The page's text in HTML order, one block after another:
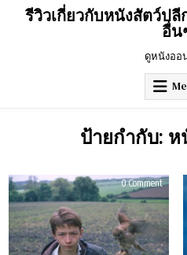
รีวิวเกี่ยวกับหนังสัตว์ป
อื่น
ดูหนังออ
ป้ายกำกับ: ห
0 Commenton
Kes